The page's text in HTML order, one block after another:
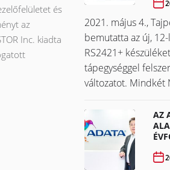
és
az
Inc. kiadta
2021. május 4.,
bemutatta az új,
RS2421+
tápegységgel
változatot. Mindkét
AZ